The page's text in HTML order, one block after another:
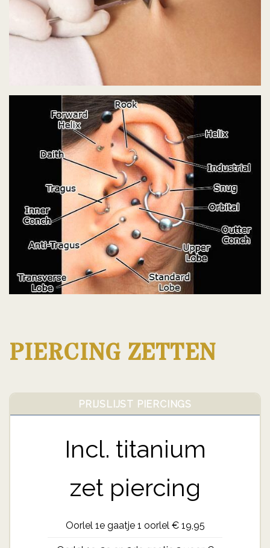
PIERCING ZETTEN
PRIJSLIJST PIERCINGS
Incl. titanium
zet piercing
Oorlel 1e gaatje 1 oorlel € 19,95